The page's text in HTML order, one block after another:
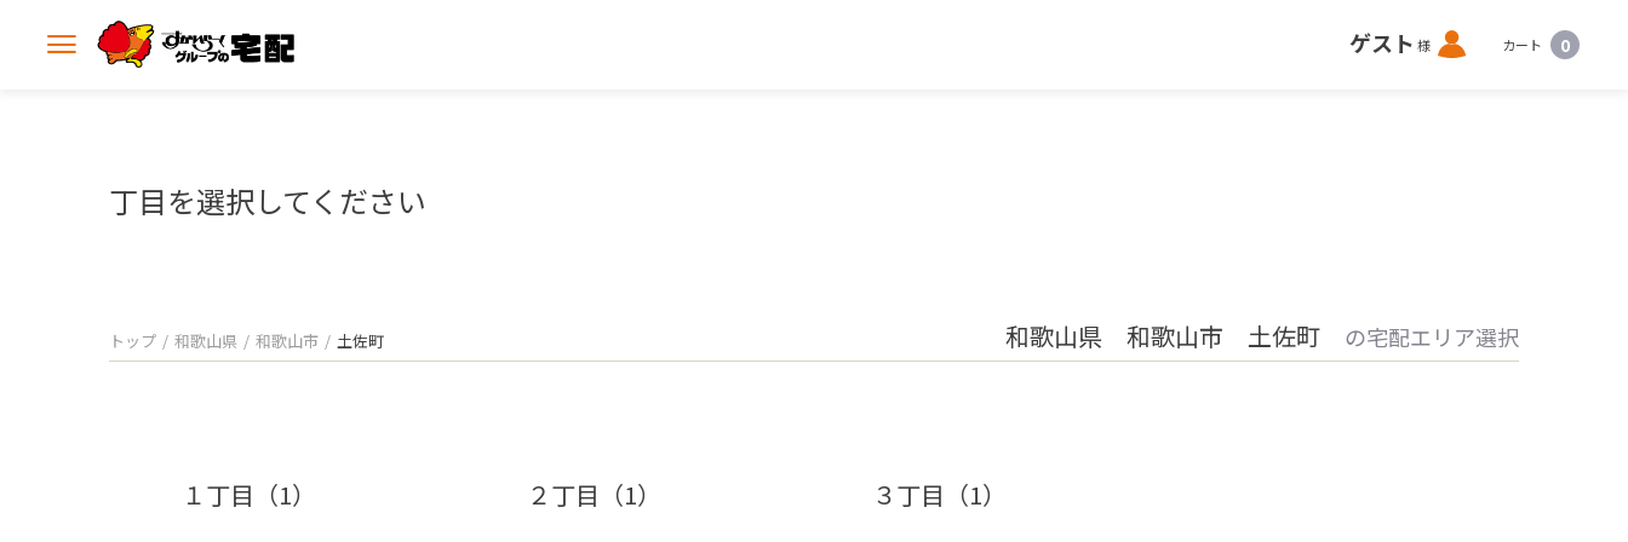
メ
ゲスト 様 ロ
グ
カート 0
丁目を選択してください
トップ 和歌山県 和歌山市 土佐町 和歌山県 和歌山市 土佐町 の宅配エリア選択
１丁目（1） ２丁目（1） ３丁目（1）